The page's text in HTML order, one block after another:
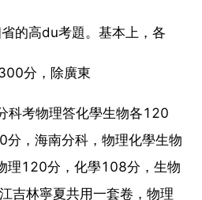
的高du考題。基本上，各
分，除廣東
科考物理答化學生物各120
，海南分科，物理化學生物
理120分，化學108分，生物
吉林寧夏共用一套卷，物理